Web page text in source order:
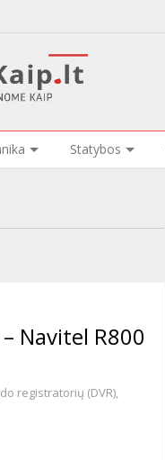
Statybos
Navitel R800
registratorių (DVR),